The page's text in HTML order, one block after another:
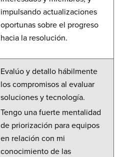
impulsando actualizaciones
oportunas sobre el progreso
hacia la resolución.
Evalúo y detallo hábilmente
los compromisos al evaluar
soluciones y tecnología.
Tengo una fuerte mentalidad
de priorización para equipos
en relación con mi
conocimiento de las